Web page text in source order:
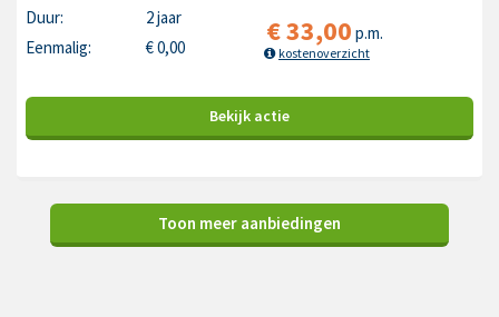
Duur:
2 jaar
Eenmalig:
€0,00 €33,00 p.m.
kostenoverzicht
Bekijk actie
Toon meer aanbiedingen